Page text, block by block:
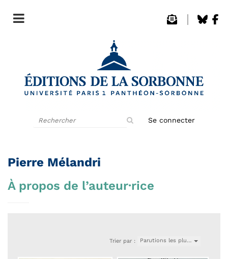
Se connecter
Pierre Mélandri
À propos de l’auteur·rice
Trier par : Parutions les plu…